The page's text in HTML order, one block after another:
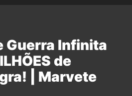
Guerra Infinita
de
| Marvete